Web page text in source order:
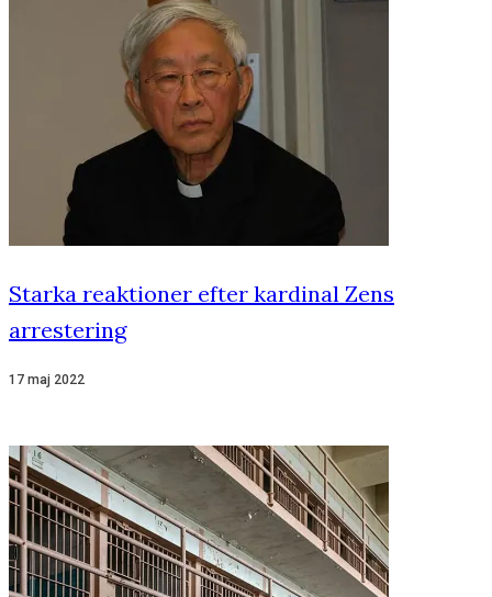
Starka reaktioner efter kardinal Zens
arrestering
17 maj 2022